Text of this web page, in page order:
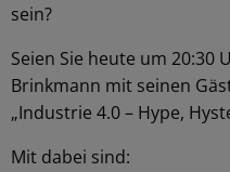
sein?
Seien Sie heute um 20:30
Brinkmann mit seinen
„Industrie 4.0 – Hype,
Mit dabei sind: